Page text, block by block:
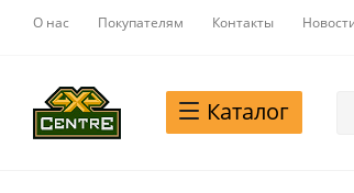
О нас Покупателям Контакты
Каталог